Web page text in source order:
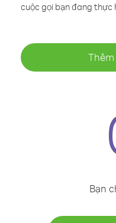
cuộc gọi bạn đang thực
Bạn